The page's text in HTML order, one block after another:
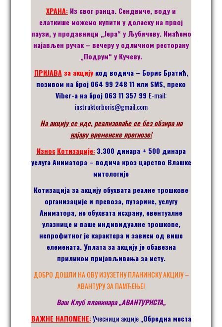
ХРАНА: Из свог ранца. Сендвиче, воду и
слаткише можемо купити у доласку на првој
паузи, у продавници „Јера“ у Љубичеву. Имаћемо
најављен ручак – вечеру у одличном ресторану
„Подрум“ у Кучеву.
ПРИЈАВАза акцијукод водича – Борис Братић,
позивом на број 064 99 248 11 или SMS, преко
Viber-a на број 063 11 357 99 E-mail:
instruktorboris@gmail.com
На акцију се иде, реализоваће се без обзира на
најаву временске прогнозе!
Износ Котизације: 3.300 динара + 500 динара
услуга Аниматора – водича кроз царство Влашке
митологије
Котизација за акцију обухвата реалне трошкове
организације и превоза, путарине, услугу
Аниматора, не обухвата исхрану, евентуалне
улазнице и ваше индивидуалне трошкове,
непрофитног је карактера и зависи од више
елемената. Уплата за акцију је обавезна
приликом пријављивања за исту.
ДОБРО ДОШЛИ НА ОВУ ИЗУЗЕТНУ ПЛАНИНСКУ АКЦИЈУ –
АВАНТУРУ ЗА ПАМЋЕЊЕ!
Ваш Клуб планинара„АВАНТУРИСТА„
ВАЖНЕ НАПОМЕНЕ:Учесници акције „ Обредна места